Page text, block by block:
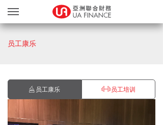
贷款服务
贷款确认
友奖赏计划
关于我们
员工康乐
员工康乐 员工培训